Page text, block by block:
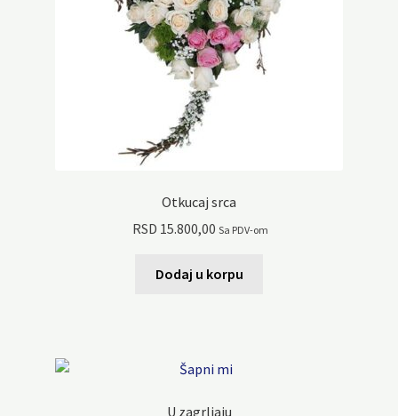
Otkucaj srca
RSD 15.800,00 Sa PDV-om
Dodaj u korpu
U zagrljaju